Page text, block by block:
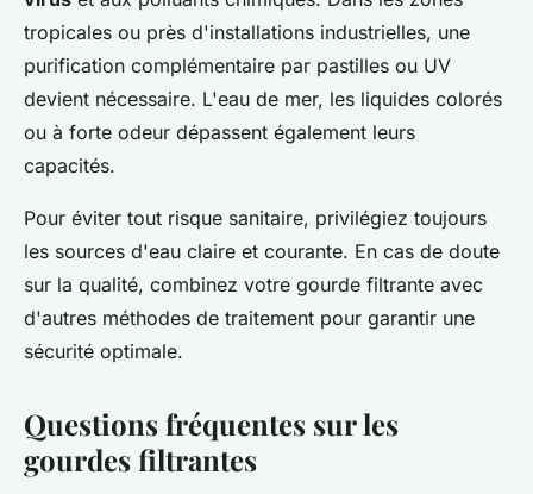
tropicales ou près d'installations industrielles, une
purification complémentaire par pastilles ou UV
devient nécessaire. L'eau de mer, les liquides colorés
ou à forte odeur dépassent également leurs
capacités.
Pour éviter tout risque sanitaire, privilégiez toujours
les sources d'eau claire et courante. En cas de doute
sur la qualité, combinez votre gourde filtrante avec
d'autres méthodes de traitement pour garantir une
sécurité optimale.
Questions fréquentes sur les
gourdes filtrantes